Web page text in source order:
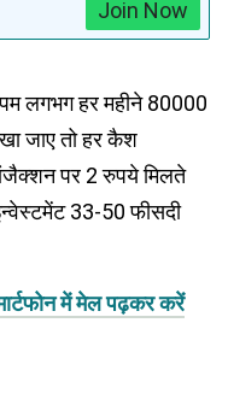
Join Now
लगभग हर महीने 80000
जाए तो हर कैश
पर 2 रुपये मिलते
33-50 फीसदी
में मेल पढ़कर करें